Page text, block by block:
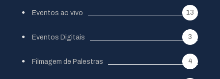
Eventos ao vivo 13
Eventos Digitais 3
Filmagem de Palestras 4